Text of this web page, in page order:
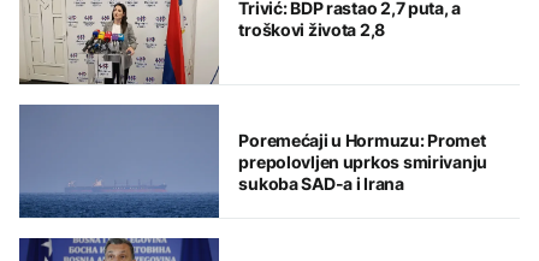
Trivić: BDP rastao 2,7 puta, a
troškovi života 2,8
Poremećaji u Hormuzu: Promet
prepolovljen uprkos smirivanju
sukoba SAD-a i Irana